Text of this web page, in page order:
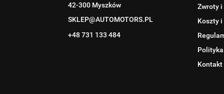
42-300 Myszków
SKLEP@AUTOMOTORS.PL
+48 731 133 484
Zwroty
Koszty
Kontakt